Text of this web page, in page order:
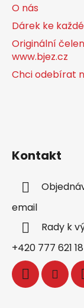
O nás
Dárek ke
Originální
www.bjez.cz
Chci odebírat
Kontakt
email
Rady k
+420 777 621